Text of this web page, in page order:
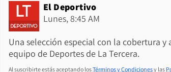
El Deportivo
Lunes, 8:45 AM
Una selección especial con la cobertura
equipo de Deportes de La Tercera.
Al suscribirte estás aceptando losTérminos y Condicionesy las